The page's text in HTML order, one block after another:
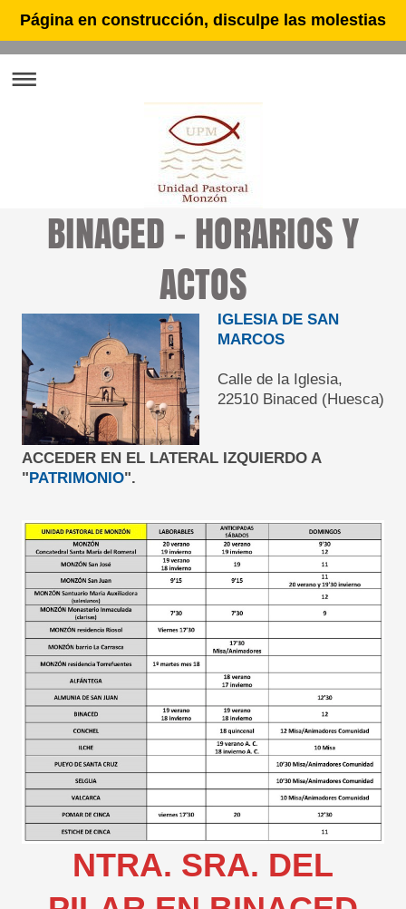
Página en construcción, disculpe las molestias
BINACED - HORARIOS Y
ACTOS
IGLESIA DE SAN
MARCOS
Calle de la Iglesia,
22510 Binaced (Huesca)
ACCEDER EN EL LATERAL IZQUIERDO A
"PATRIMONIO".
NTRA. SRA. DEL